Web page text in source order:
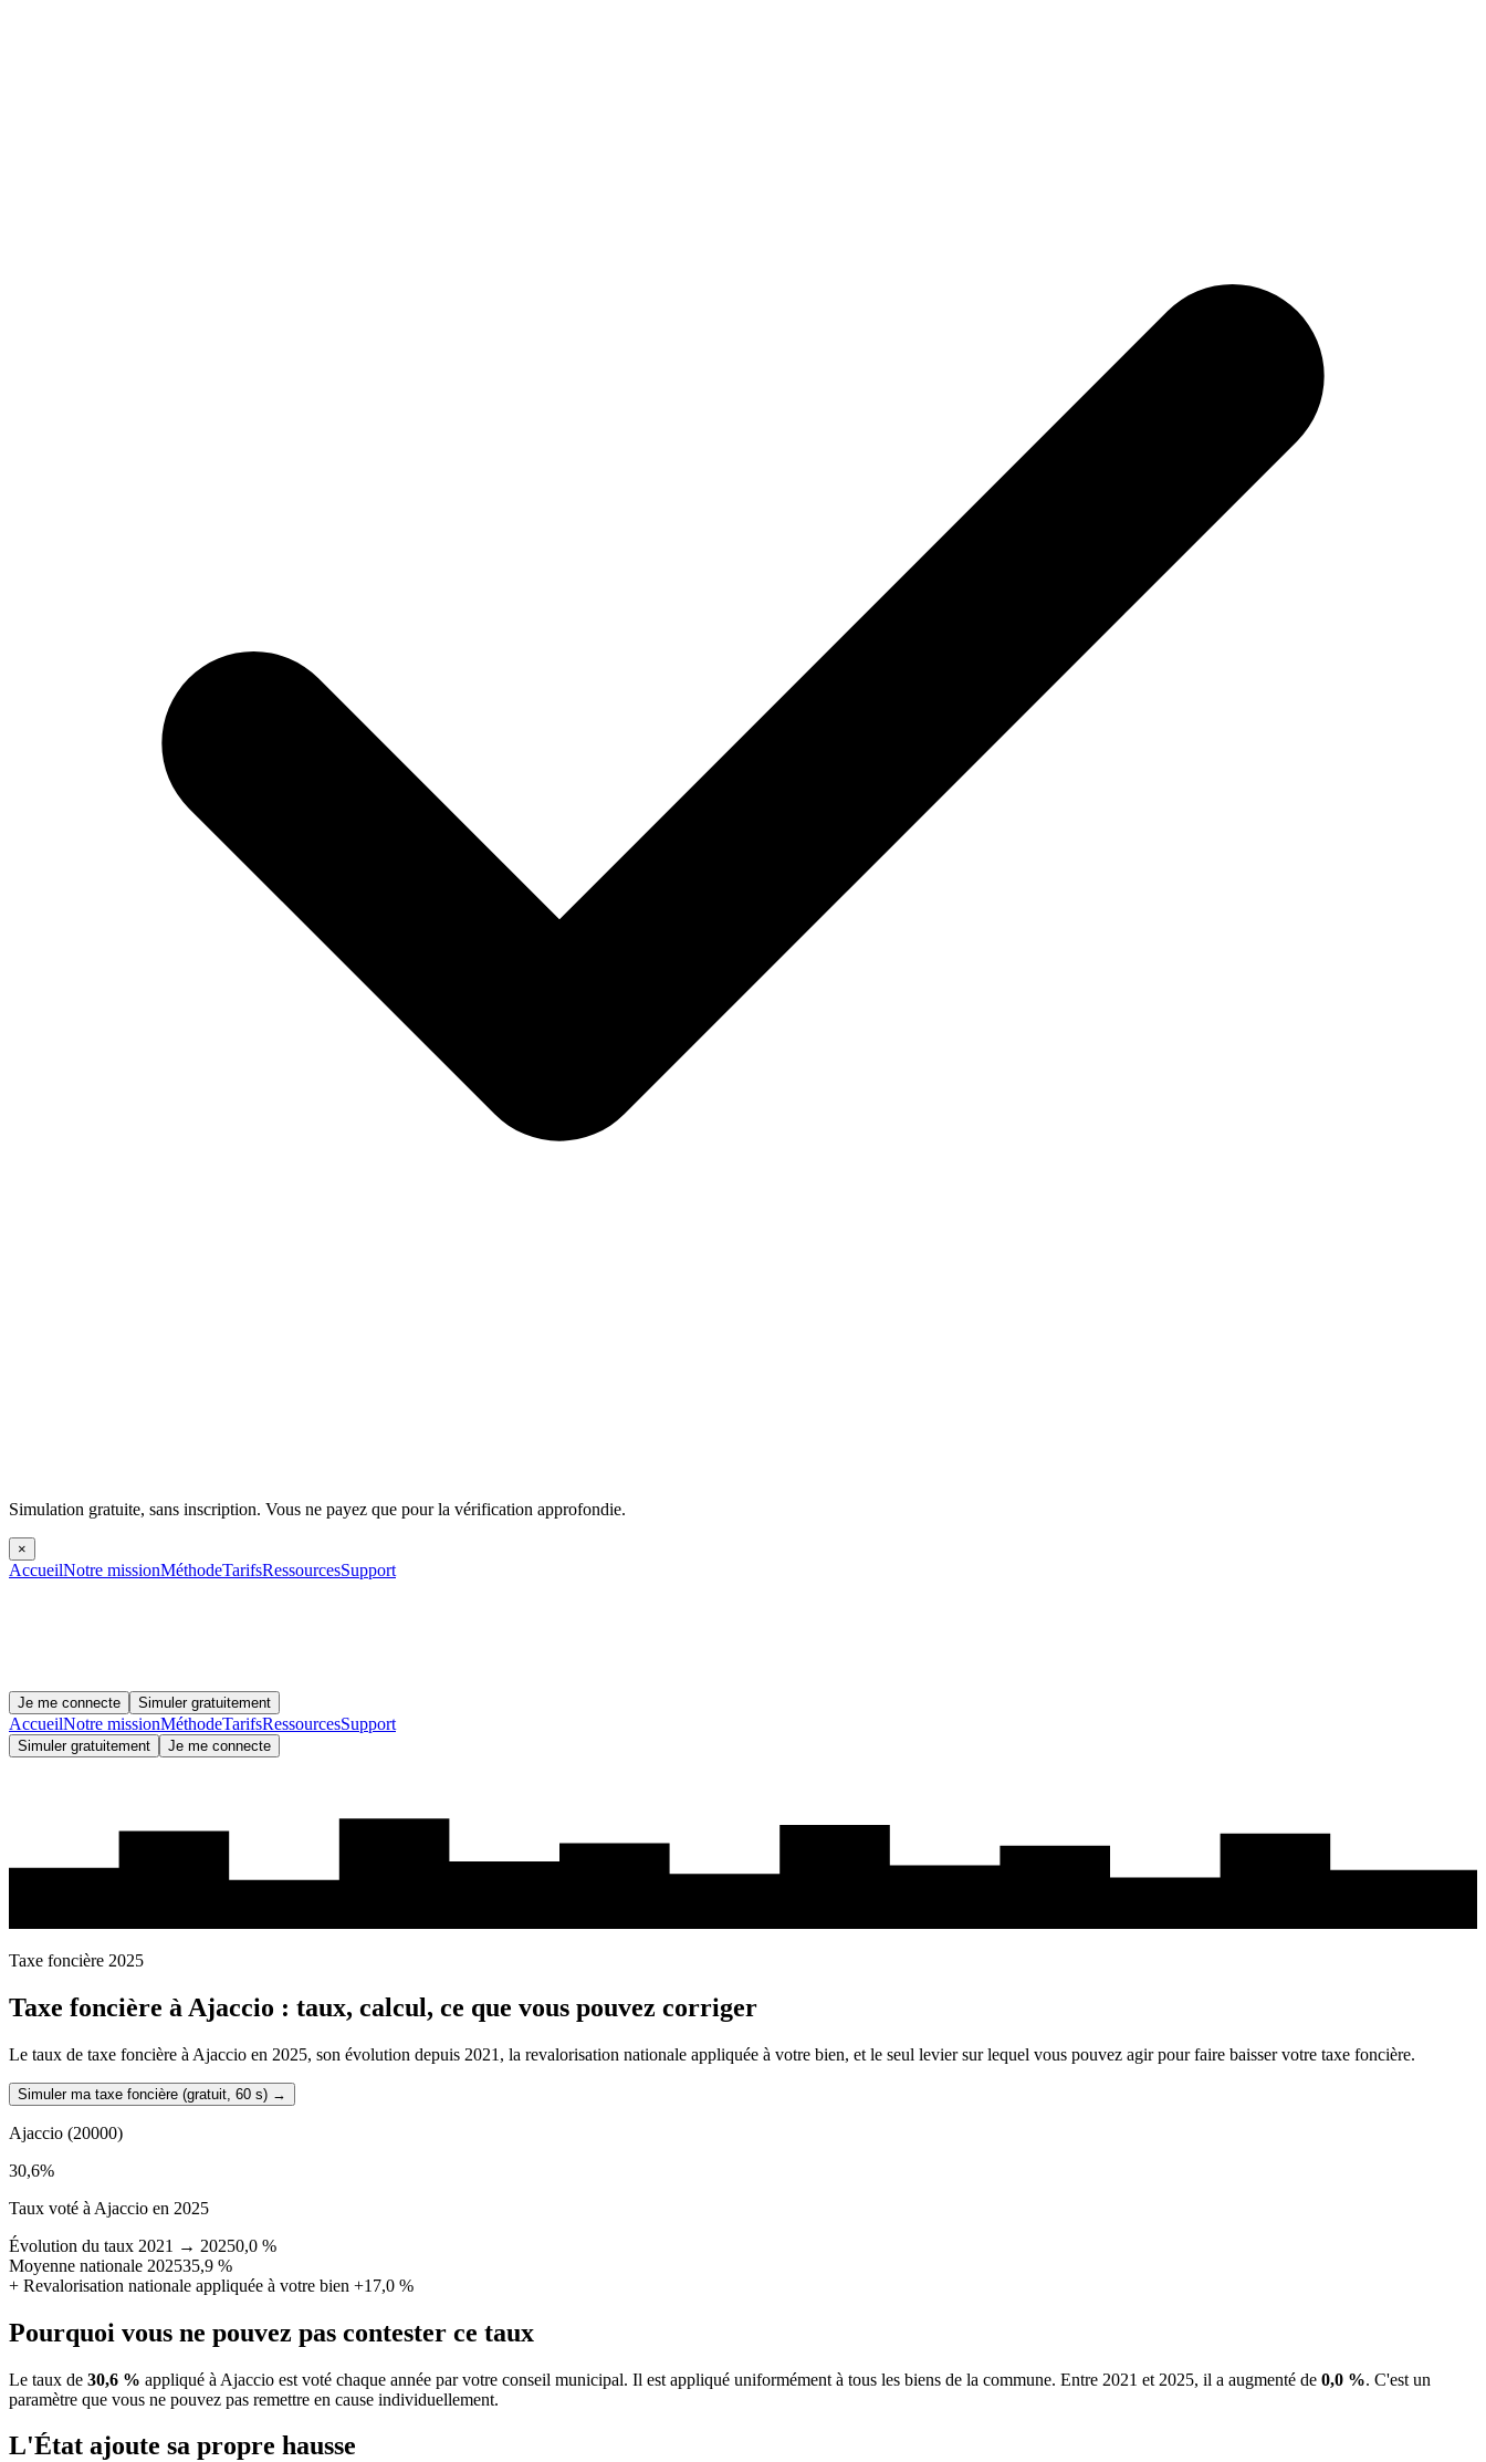
Simulation gratuite, sans inscription. Vous ne payez que pour la vérification approfondie.
×
AccueilNotre missionMéthodeTarifsRessourcesSupport
Je me connecte Simuler gratuitement
AccueilNotre missionMéthodeTarifsRessourcesSupport
Simuler gratuitement Je me connecte
Taxe foncière 2025
Taxe foncière à Ajaccio : taux, calcul, ce que vous pouvez corriger
Le taux de taxe foncière à Ajaccio en 2025, son évolution depuis 2021, la revalorisation nationale appliquée à votre bien, et le seul levier sur lequel vous pouvez agir pour faire baisser votre taxe foncière.
Simuler ma taxe foncière (gratuit, 60 s) →
Ajaccio (20000)
30,6%
Taux voté à Ajaccio en 2025
Évolution du taux 2021 → 20250,0 %
Moyenne nationale 202535,9 %
+ Revalorisation nationale appliquée à votre bien +17,0 %
Pourquoi vous ne pouvez pas contester ce taux
Le taux de 30,6 % appliqué à Ajaccio est voté chaque année par votre conseil municipal. Il est appliqué uniformément à tous les biens de la commune. Entre 2021 et 2025, il a augmenté de 0,0 %. C'est un
paramètre que vous ne pouvez pas remettre en cause individuellement.
L'État ajoute sa propre hausse